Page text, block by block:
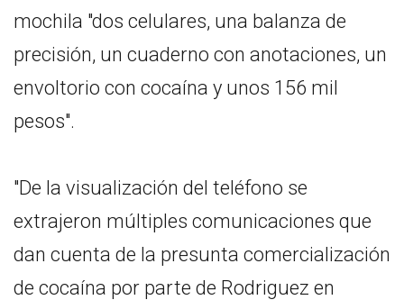
mochila "dos celulares, una balanza de
precisión, un cuaderno con anotaciones, un
envoltorio con cocaína y unos 156 mil
pesos".
"De la visualización del teléfono se
extrajeron múltiples comunicaciones que
dan cuenta de la presunta comercialización
de cocaína por parte de Rodriguez en